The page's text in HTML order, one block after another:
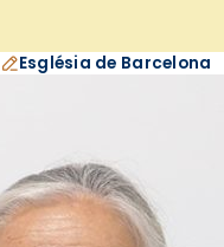
Església de Barcelona